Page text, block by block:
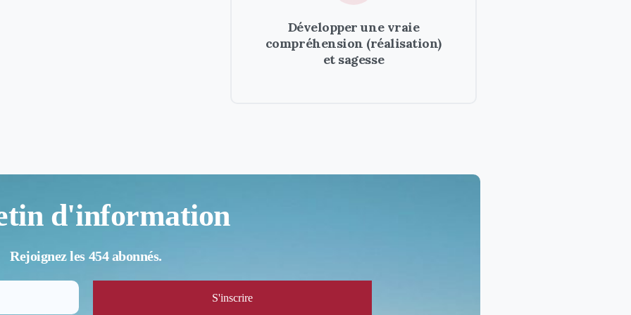
Développer une vraie
compréhension (réalisation)
et sagesse
d'information
Rejoignez les 454 abonnés.